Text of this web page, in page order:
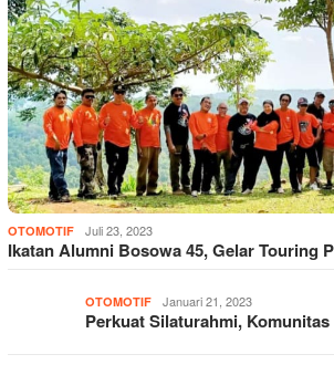
OTOMOTIF Juli 23, 2023
Ikatan Alumni Bosowa 45, Gelar Touring
OTOMOTIF Januari 21, 2023
Perkuat Silaturahmi,